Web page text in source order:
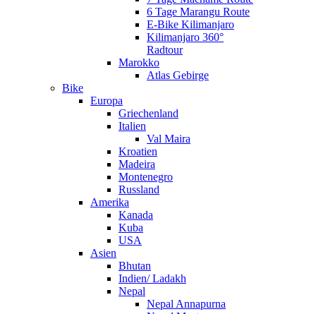
6 Tage Marangu Route
E-Bike Kilimanjaro
Kilimanjaro 360°
Radtour
Marokko
Atlas Gebirge
Bike
Europa
Griechenland
Italien
Val Maira
Kroatien
Madeira
Montenegro
Russland
Amerika
Kanada
Kuba
USA
Asien
Bhutan
Indien/ Ladakh
Nepal
Nepal Annapurna